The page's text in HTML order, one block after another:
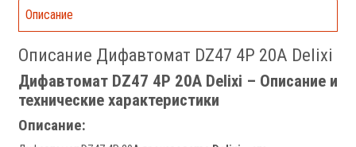
Описание
Описание Дифавтомат DZ47 4P 20A Delixi
Дифавтомат DZ47 4P 20A Delixi – Описание и
технические характеристики
Описание: